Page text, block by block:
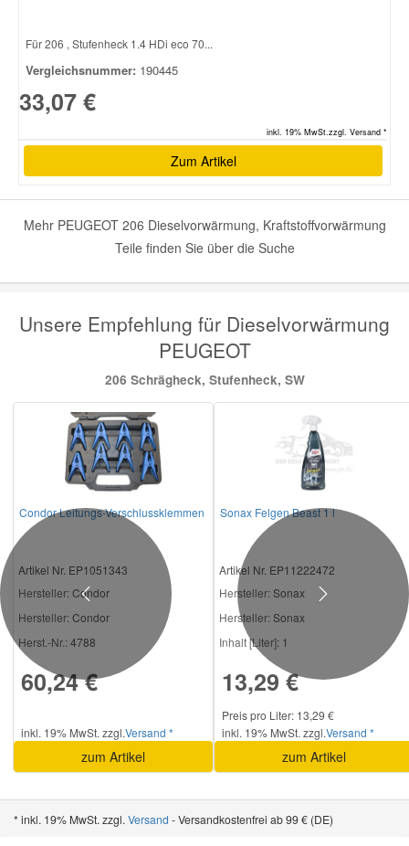
Für 206 , Stufenheck 1.4 HDi eco 70...
Vergleichsnummer: 190445
33,07 €
inkl. 19% MwSt.zzgl. Versand *
Zum Artikel
Mehr PEUGEOT 206 Dieselvorwärmung, Kraftstoffvorwärmung
Teile finden Sie über die Suche
Unsere Empfehlung für Dieselvorwärmung
PEUGEOT
206 Schrägheck, Stufenheck, SW
Condor Leitungs-Verschlussklemmen
Artikel Nr. EP1051343
Hersteller: Condor
Hersteller: Condor
Herst.-Nr.: 4788
60,24 €
inkl. 19% MwSt. zzgl.Versand *
zum Artikel
Sonax Felgen Beast 1 l
Artikel Nr. EP11222472
Hersteller: Sonax
Hersteller: Sonax
Inhalt [Liter]: 1
13,29 €
Preis pro Liter: 13,29 €
inkl. 19% MwSt. zzgl.Versand *
zum Artikel
Previous Next
* inkl. 19% MwSt. zzgl. Versand - Versandkostenfrei ab 99 € (DE)